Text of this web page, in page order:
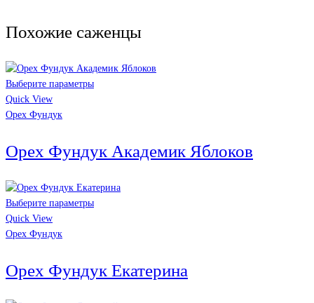
Похожие саженцы
Выберите параметры
Quick View
Орех Фундук
Орех Фундук Академик Яблоков
Выберите параметры
Quick View
Орех Фундук
Орех Фундук Екатерина